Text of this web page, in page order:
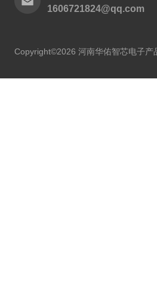
1606721824@qq.com
Copyright©2026 河南华佑智芯电子